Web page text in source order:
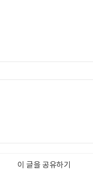
이 글을 공유하기